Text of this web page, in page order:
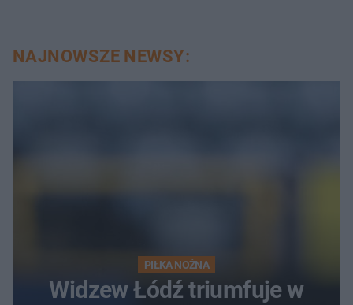
NAJNOWSZE NEWSY:
PIŁKA NOŻNA
Widzew Łódź triumfuje w